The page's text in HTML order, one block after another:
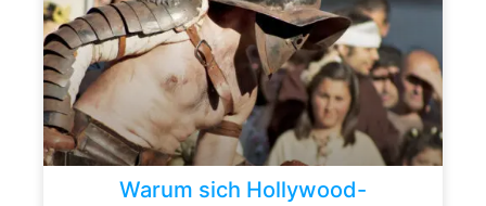
Warum sich Hollywood-